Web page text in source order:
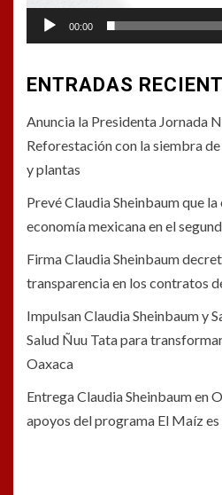
00:00
ENTRADAS
Anuncia la Presidenta Jornada
Reforestación con la siembra
y plantas
Prevé Claudia Sheinbaum que
economía mexicana en el
Firma Claudia Sheinbaum
transparencia en los contratos
Impulsan Claudia Sheinbaum y
Salud Ñuu Tata para
Oaxaca
Entrega Claudia Sheinbaum en
apoyos del programa El Maíz es